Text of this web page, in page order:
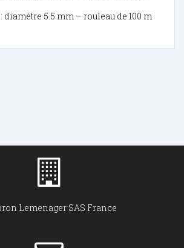
: diamètre 5.5 mm – rouleau de 100 m
Lemenager SAS France